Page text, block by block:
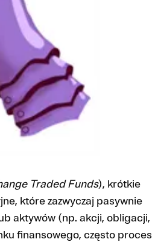
Traded Funds), krótkie
które zazwyczaj pasywnie
aktywów (np. akcji, obligacji,
finansowego, często proces